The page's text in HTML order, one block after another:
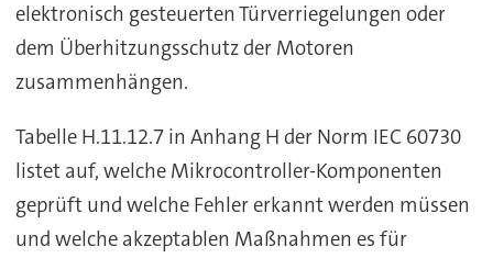
elektronisch gesteuerten Türverriegelungen oder
dem Überhitzungsschutz der Motoren
zusammenhängen.
Tabelle H.11.12.7 in Anhang H der Norm IEC 60730
listet auf, welche Mikrocontroller-Komponenten
geprüft und welche Fehler erkannt werden müssen
und welche akzeptablen Maßnahmen es für